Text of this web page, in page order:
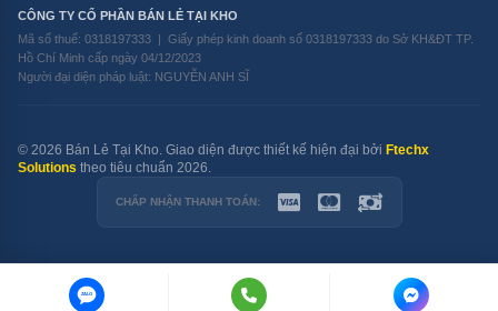
CÔNG TY CỔ PHẦN BÁN LẺ TẠI KHO
Mã số thuế: 0318197333 | Giấy phép kinh doanh số 0318197333 do Sở KH&ĐT TP.
Hồ Chí Minh cấp ngày 04/12/2023
Người đại diện pháp luật: NGUYỄN ANH SĨ
© 2026 Bán Lẻ Tại Kho. Giao diện được thiết kế hiện đại bởi Ftechx
Solutions theo tiêu chuẩn 2026.
CHẤP NHẬN THANH TOÁN:
ZALO